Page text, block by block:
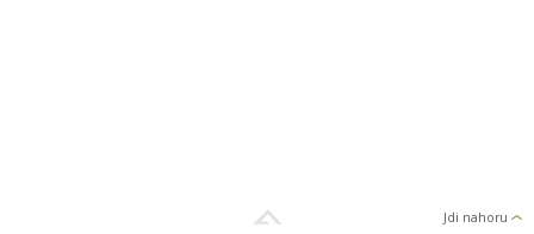
Jdi nahoru